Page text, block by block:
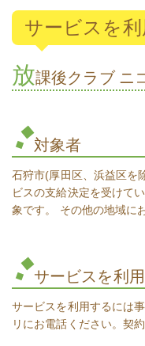
障
サービスを
放課後クラブ ニ
対象者
石狩市(厚田区、浜益区を
ビスの支給決定を受けて
象です。 その他の地域に
サービスを利
サービスを利用するには
リにお電話ください。契